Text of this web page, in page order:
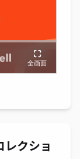
クショ